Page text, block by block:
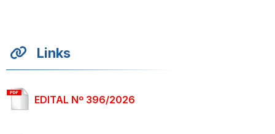
Links
EDITAL Nº 396/2026